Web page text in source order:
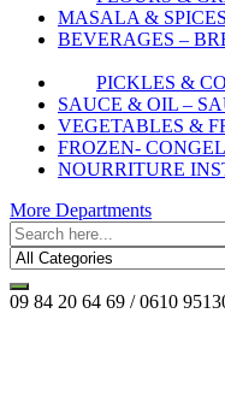
MASALA &
BEVERAGES –
PICKLES &
SAUCE & OIL –
VEGETABLES &
FROZEN-
NOURRITURE
More Departments
09 84 20 64 69 / 0610